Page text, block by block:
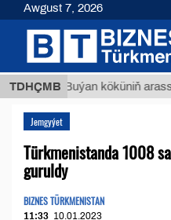
TDHÇMB
Buýan köküniň
Jemgyýet
Türkmenistanda 1008
guruldy
BIZNES TÜRKMENISTAN
11:33 10.01.2023
Awgust 7, 2026